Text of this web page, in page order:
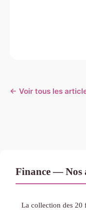
← Voir tous les
Finance — Nos
La collection des 20